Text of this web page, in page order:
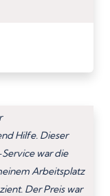
Hilfe. Dieser
war die
Arbeitsplatz
Der Preis war